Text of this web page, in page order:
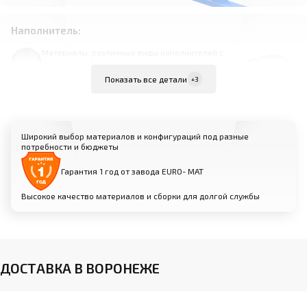
Наполнитель:
Торцевые накладки:
Материалы: массив дерева или
Обеспечивают эстетичный внешний вид
снаряда
Показать все детали +3
Широкий выбор материалов и конфигураций под разные
потребности и бюджеты
Гарантия 1 год от завода EURO- МАТ
Высокое качество материалов и сборки для долгой службы
ДОСТАВКА В ВОРОНЕЖЕ